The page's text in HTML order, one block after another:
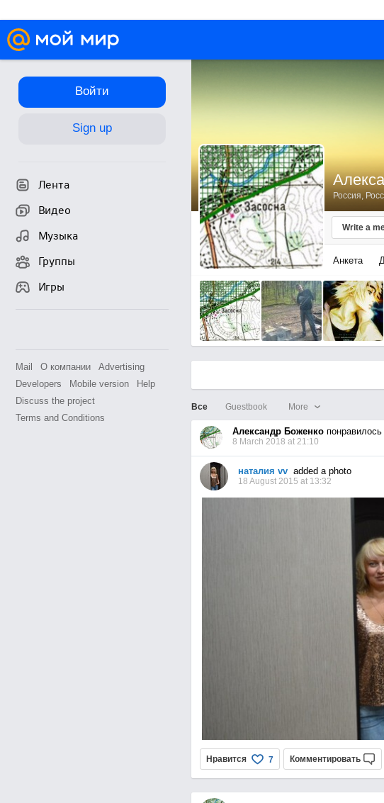
Войти
Sign up
Лента
Видео
Музыка
Группы
Игры
Mail О компании
Advertising
Developers
Mobile version
Help
Discuss the project
Terms and Conditions
Россия,
Write a
Анкета
Все Guestbook More
Александр Боженкопонравилось
8 March 2018 at 21:10
наталия vvadded a photo
18 August 2015 at 13:32
Нравится 7 Комментировать